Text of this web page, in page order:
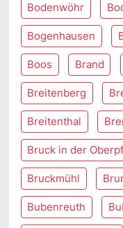
Bodenwöhr
Bogenhausen
Boos Brand
Breitenberg
Breitenthal
Bruck in der
Bruckmühl
Bubenreuth